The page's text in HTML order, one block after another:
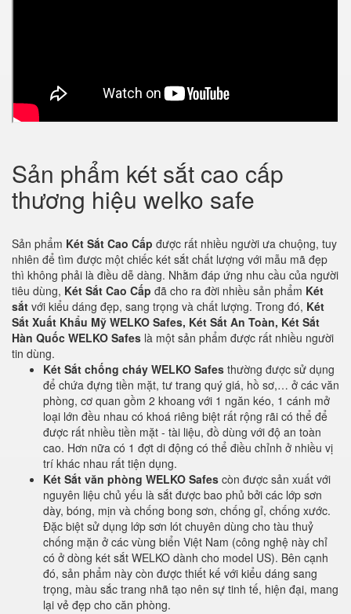
Sản phẩm két sắt cao cấp
thương hiệu welko safe
Sản phẩm Két Sắt Cao Cấp được rất nhiều người ưa chuộng, tuy
nhiên để tìm được một chiếc két sắt chất lượng với mẫu mã đẹp
thì không phải là điều dễ dàng. Nhằm đáp ứng nhu cầu của người
tiêu dùng, Két Sắt Cao Cấp đã cho ra đời nhiều sản phẩm Két
sắt với kiểu dáng đẹp, sang trọng và chất lượng. Trong đó, Két
Sắt Xuất Khẩu Mỹ WELKO Safes, Két Sắt An Toàn, Két Sắt
Hàn Quốc WELKO Safes là một sản phẩm được rất nhiều người
tin dùng.
Két Sắt chống cháy WELKO Safes thường được sử dụng
để chứa đựng tiền mặt, tư trang quý giá, hồ sơ,… ở các văn
phòng, cơ quan gồm 2 khoang với 1 ngăn kéo, 1 cánh mở
loại lớn đều nhau có khoá riêng biệt rất rộng rãi có thể để
được rất nhiều tiền mặt - tài liệu, đồ dùng với độ an toàn
cao. Hơn nữa có 1 đợt di động có thể điều chỉnh ở nhiều vị
trí khác nhau rất tiện dụng.
Két Sắt văn phòng WELKO Safes còn được sản xuất với
nguyên liệu chủ yếu là sắt được bao phủ bởi các lớp sơn
dày, bóng, mịn và chống bong sơn, chống gỉ, chống xước.
Đặc biệt sử dụng lớp sơn lót chuyên dùng cho tàu thuỷ
chống mặn ở các vùng biển Việt Nam (công nghệ này chỉ
có ở dòng két sắt WELKO dành cho model US). Bên cạnh
đó, sản phẩm này còn được thiết kế với kiểu dáng sang
trọng, màu sắc trang nhã tạo nên sự tinh tế, hiện đại, mang
lại vẻ đẹp cho căn phòng.